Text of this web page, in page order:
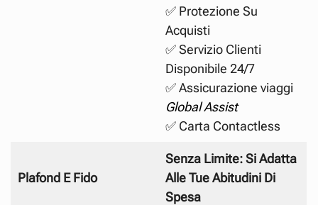
✅ Protezione Su
Acquisti
✅ Servizio Clienti
Disponibile 24/7
✅ Assicurazione viaggi
Global Assist
✅ Carta Contactless
Plafond E Fido
Senza Limite: Si Adatta
Alle Tue Abitudini Di
Spesa